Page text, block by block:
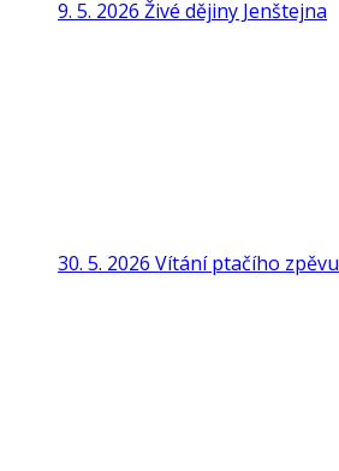
9. 5. 2026 Živé dějiny Jenštejna
30. 5. 2026 Vítání ptačího zpěvu